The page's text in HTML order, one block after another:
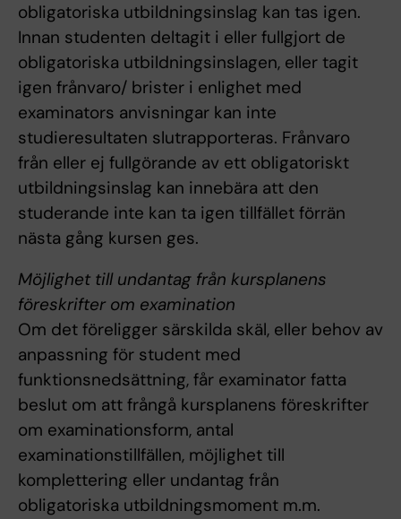
obligatoriska utbildningsinslag kan tas igen.
Innan studenten deltagit i eller fullgjort de
obligatoriska utbildningsinslagen, eller tagit
igen frånvaro/ brister i enlighet med
examinators anvisningar kan inte
studieresultaten slutrapporteras. Frånvaro
från eller ej fullgörande av ett obligatoriskt
utbildningsinslag kan innebära att den
studerande inte kan ta igen tillfället förrän
nästa gång kursen ges.
Möjlighet till undantag från kursplanens
föreskrifter om examination
Om det föreligger särskilda skäl, eller behov av
anpassning för student med
funktionsnedsättning, får examinator fatta
beslut om att frångå kursplanens föreskrifter
om examinationsform, antal
examinationstillfällen, möjlighet till
komplettering eller undantag från
obligatoriska utbildningsmoment m.m.